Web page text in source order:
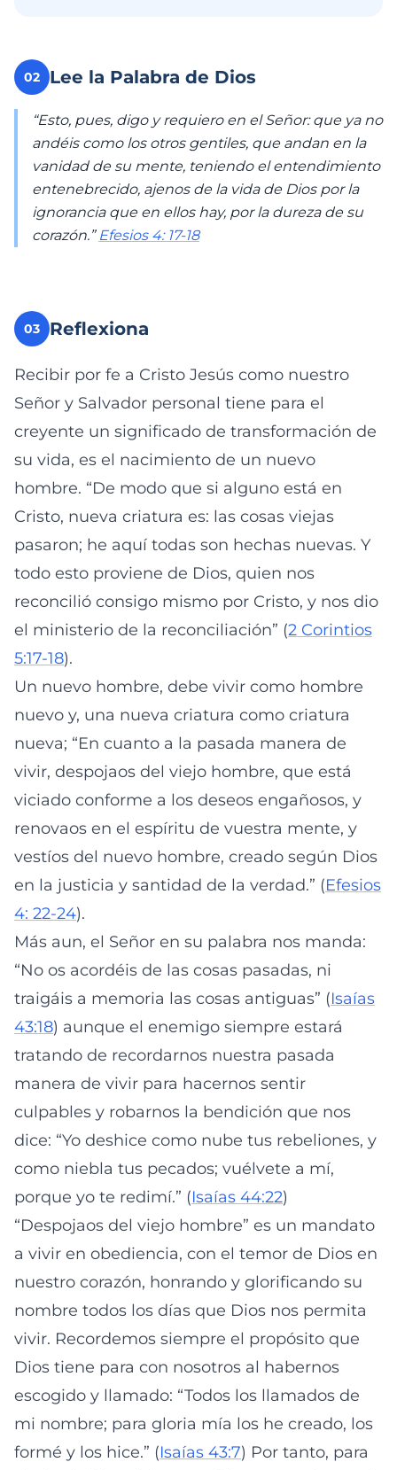
02 Lee la Palabra de Dios
“Esto, pues, digo y requiero en el Señor: que ya no
andéis como los otros gentiles, que andan en la
vanidad de su mente, teniendo el entendimiento
entenebrecido, ajenos de la vida de Dios por la
ignorancia que en ellos hay, por la dureza de su
corazón.” Efesios 4: 17-18
03 Reflexiona
Recibir por fe a Cristo Jesús como nuestro
Señor y Salvador personal tiene para el
creyente un significado de transformación de
su vida, es el nacimiento de un nuevo
hombre. “De modo que si alguno está en
Cristo, nueva criatura es: las cosas viejas
pasaron; he aquí todas son hechas nuevas. Y
todo esto proviene de Dios, quien nos
reconcilió consigo mismo por Cristo, y nos dio
el ministerio de la reconciliación” (2 Corintios
5:17-18).
Un nuevo hombre, debe vivir como hombre
nuevo y, una nueva criatura como criatura
nueva; “En cuanto a la pasada manera de
vivir, despojaos del viejo hombre, que está
viciado conforme a los deseos engañosos, y
renovaos en el espíritu de vuestra mente, y
vestíos del nuevo hombre, creado según Dios
en la justicia y santidad de la verdad.” (Efesios
4: 22-24).
Más aun, el Señor en su palabra nos manda:
“No os acordéis de las cosas pasadas, ni
traigáis a memoria las cosas antiguas” (Isaías
43:18) aunque el enemigo siempre estará
tratando de recordarnos nuestra pasada
manera de vivir para hacernos sentir
culpables y robarnos la bendición que nos
dice: “Yo deshice como nube tus rebeliones, y
como niebla tus pecados; vuélvete a mí,
porque yo te redimí.” (Isaías 44:22)
“Despojaos del viejo hombre” es un mandato
a vivir en obediencia, con el temor de Dios en
nuestro corazón, honrando y glorificando su
nombre todos los días que Dios nos permita
vivir. Recordemos siempre el propósito que
Dios tiene para con nosotros al habernos
escogido y llamado: “Todos los llamados de
mi nombre; para gloria mía los he creado, los
formé y los hice.” (Isaías 43:7) Por tanto, para